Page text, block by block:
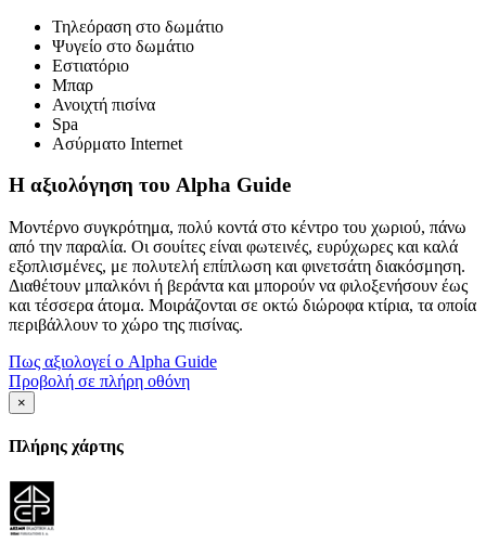
Τηλεόραση στο δωμάτιο
Ψυγείο στο δωμάτιο
Εστιατόριο
Μπαρ
Ανοιχτή πισίνα
Spa
Ασύρματο Internet
Η αξιολόγηση του Alpha Guide
Μοντέρνο συγκρότημα, πολύ κοντά στο κέντρο του χωριού, πάνω
από την παραλία. Οι σουίτες είναι φωτεινές, ευρύχωρες και καλά
εξοπλισμένες, με πολυτελή επίπλωση και φινετσάτη διακόσμηση.
Διαθέτουν μπαλκόνι ή βεράντα και μπορούν να φιλοξενήσουν έως
και τέσσερα άτομα. Μοιράζονται σε οκτώ διώροφα κτίρια, τα οποία
περιβάλλουν το χώρο της πισίνας.
Πως αξιολογεί ο Alpha Guide
Προβολή σε πλήρη οθόνη
×
Πλήρης χάρτης